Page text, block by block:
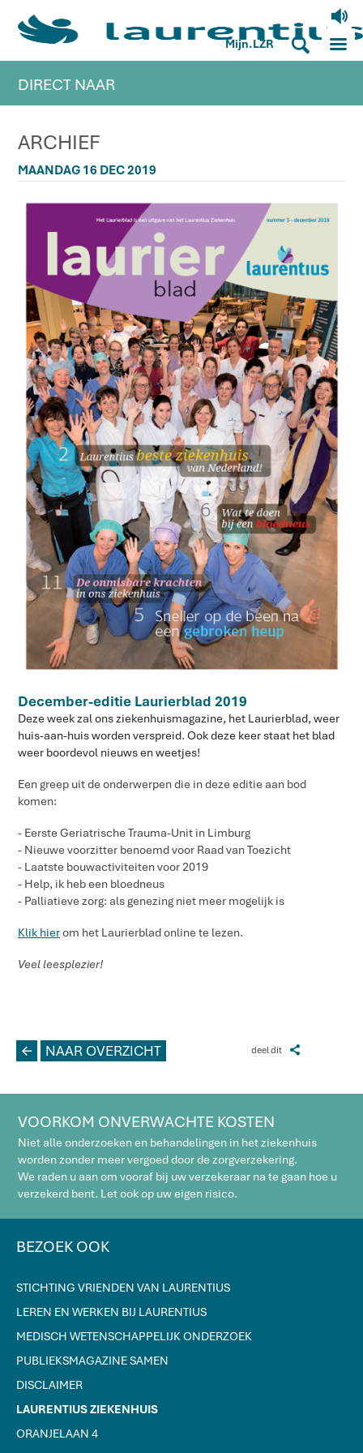
V
Mijn.LZR S M
DIRECT NAAR
ARCHIEF
MAANDAG 16 DEC 2019
December-editie Laurierblad 2019
Deze week zal ons ziekenhuismagazine, het Laurierblad, weer
huis-aan-huis worden verspreid. Ook deze keer staat het blad
weer boordevol nieuws en weetjes!
Een greep uit de onderwerpen die in deze editie aan bod
komen:
- Eerste Geriatrische Trauma-Unit in Limburg
- Nieuwe voorzitter benoemd voor Raad van Toezicht
- Laatste bouwactiviteiten voor 2019
- Help, ik heb een bloedneus
- Palliatieve zorg: als genezing niet meer mogelijk is
Klik hierom het Laurierblad online te lezen.
Veel leesplezier!
deel dit Z
L NAAR OVERZICHT
VOORKOM ONVERWACHTE KOSTEN
Niet alle onderzoeken en behandelingen in het ziekenhuis
worden zonder meer vergoed door de zorgverzekering.
We raden u aan om vooraf bij uw verzekeraar na te gaan hoe u
verzekerd bent. Let ook op uw eigen risico.
BEZOEK OOK
STICHTING VRIENDEN VAN LAURENTIUS
LEREN EN WERKEN BIJ LAURENTIUS
MEDISCH WETENSCHAPPELIJK ONDERZOEK
PUBLIEKSMAGAZINE SAMEN
DISCLAIMER
LAURENTIUS ZIEKENHUIS
ORANJELAAN 4